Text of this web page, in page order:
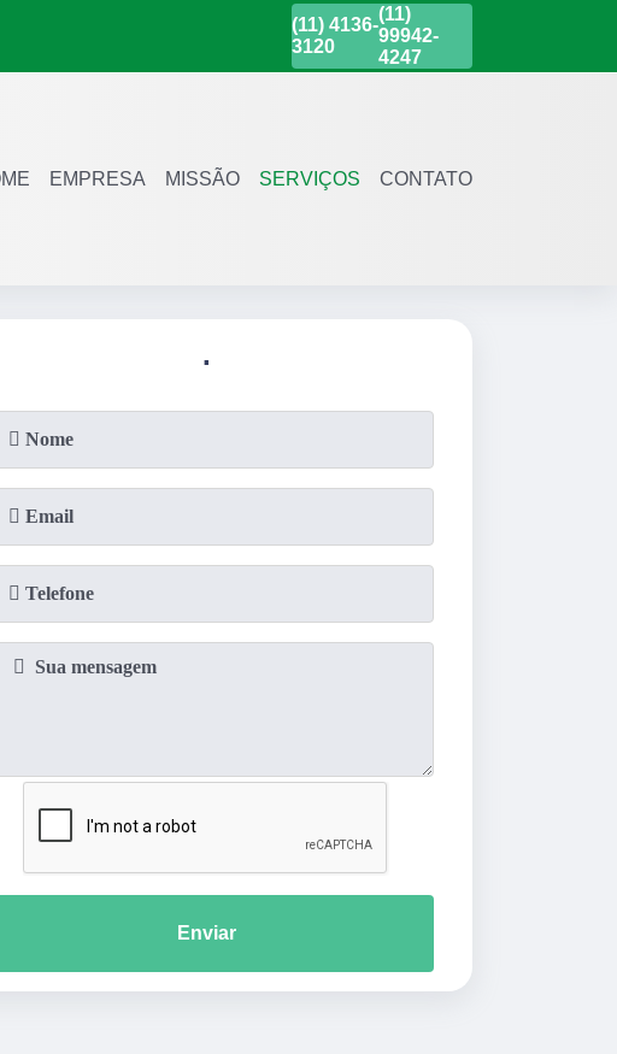
(11) 4136-
3120
(11)
99942-
4247
EMPRESA MISSÃO SERVIÇOS CONTATO
.
Enviar